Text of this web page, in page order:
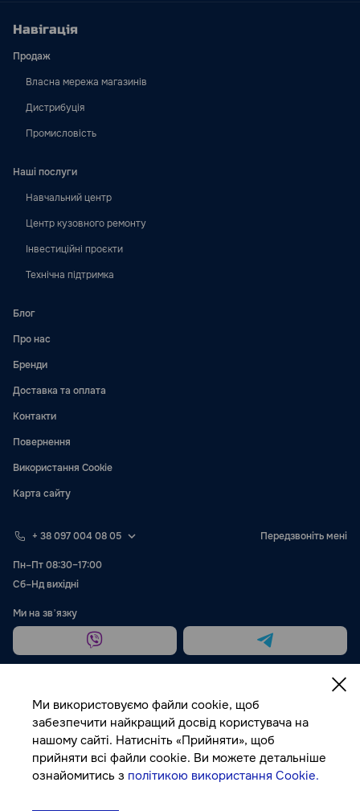
Навігація
Продаж
Власна мережа магазинів
Дистрибуція
Промисловість
Наші послуги
Навчальний центр
Центр кузовного ремонту
Інвестиційні проєкти
Технічна підтримка
Блог
Про нас
Бренди
Доставка та оплата
Контакти
Повернення
Використання Cookie
Карта сайту
+ 38 097 004 08 05 Передзвоніть мені
Пн–Пт 08:30–17:00
Сб–Нд вихідні
Ми на звʼязку
© Autocolor, 2026
Публічна оферта
Ми використовуємо файли cookie, щоб
забезпечити найкращий досвід користувача на
нашому сайті. Натисніть «Прийняти», щоб
прийняти всі файли cookie. Ви можете детальніше
ознайомитись з політикою використання Cookie.